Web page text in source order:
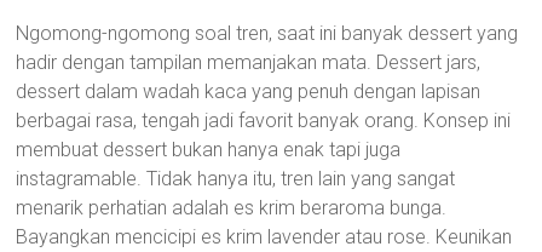
Ngomong-ngomong soal tren, saat ini banyak dessert yang
hadir dengan tampilan memanjakan mata. Dessert jars,
dessert dalam wadah kaca yang penuh dengan lapisan
berbagai rasa, tengah jadi favorit banyak orang. Konsep ini
membuat dessert bukan hanya enak tapi juga
instagramable. Tidak hanya itu, tren lain yang sangat
menarik perhatian adalah es krim beraroma bunga.
Bayangkan mencicipi es krim lavender atau rose. Keunikan